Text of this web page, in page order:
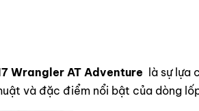
Wrangler AT Adventure là sự lựa
và đặc điểm nổi bật của dòng